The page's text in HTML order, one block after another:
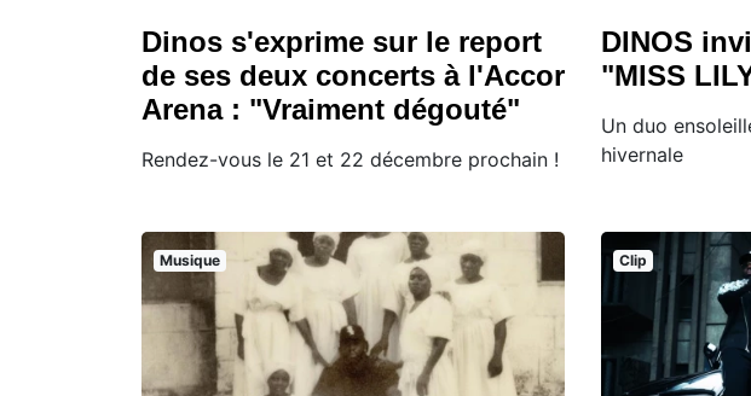
Dinos s'exprime sur le report
de ses deux concerts à l'Accor
Arena : "Vraiment dégouté"
Rendez-vous le 21 et 22 décembre prochain !
DINOS
"MISS
Un duo
hivernale
Musique Clip